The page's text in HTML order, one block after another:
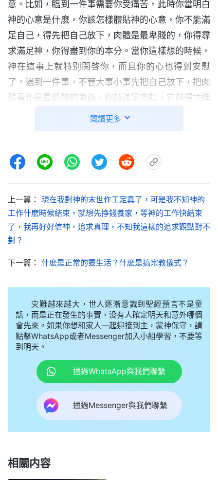
意。比如，臨到一件事需要你受痛苦，此時你當明白
神的心意是什麽，你該怎樣體貼神的心意，你不能滿
足自己，得先把自己放下，肉體是最卑賤的，你得尋
求滿足神，你得盡到你的本分。當你這樣想的時候，
神在這事上就特别開啓你，而且你的心也得到安慰
了。遇到一件事，不管大事小事先把自己放下，把肉
體看作是最低賤的東西。你越滿足肉體，它越得寸進
尺，這次滿足它，下次它還有要求，總這樣做人就更
體貼自己的軟弱，懶惰……你越滿足它，它的欲望越
工作也疑惑。你越滿足肉體，肉體軟弱越多，總感覺
没人體貼你的軟弱，你總認為神作得太過分了，而且
還會説：「神怎麽這麽嚴厲呢？為什麽總對人不放鬆
斷送了。如果你真實愛神，不滿足肉體，你就看見神
是應該的。有時神責打、管教你，興起環境來磨煉
你，逼着你到神面前，你總感覺神所作的太好，這樣
你似乎覺着没有多大痛苦，而且覺着神太可愛了。你
如果體貼肉體軟弱，説神作得太過分，那你就覺着你
總在痛苦之中，總有憂傷，而且對神所作的一切工作
也都模糊，似乎神根本不體恤人的軟弱，不知道人的
難處，你就總覺着你一個人孤苦伶仃，像受了多大委
屈似的，這時你就發怨言了。你越這樣體貼肉體軟
西。……你在神面前能不能得着生命，最後是什麽結
局，就看你自己怎麽實行背叛肉體。神拯救了你，也
閲讀更多
上一篇： 現在我對神的末世作工定真了，可是我不知神的
工作什麽時候結束，就想先挣錢養家，等神的工作快結束
了，我再好好信神，追求真理，不知我這樣的追求觀點對不
對？
下一篇： 什麽是正常的靈生活？什麽是搞宗教儀式？
灾難越來越大，世人逐漸意識到聖經預言不是童
話，而是正在發生的事實，没有人確定明天和意外哪個
會先來。如果你想和家人一起迎接到主，蒙神保守，請
點擊WhatsApp或者Messenger加入小組學習，不要等
到明天。
通過WhatsApp與我們聯繫
通過Messenger與我們聯繫
相關内容